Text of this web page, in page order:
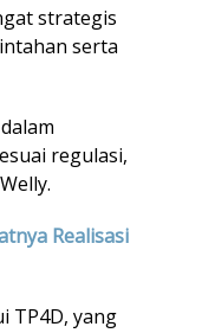
strategis
serta
regulasi,
Realisasi
TP4D, yang